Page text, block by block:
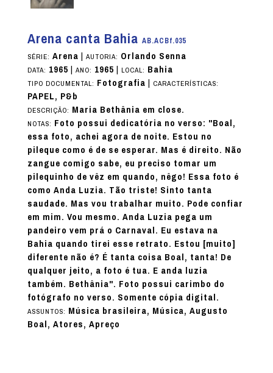
Arena canta Bahia AB.ACBf.035
SÉRIE: Arena| AUTORIA: Orlando Senna
DATA: 1965| ANO: 1965| LOCAL: Bahia
TIPO DOCUMENTAL: Fotografia| CARACTERÍSTICAS:
PAPEL, P&b
DESCRIÇÃO: Maria Bethânia em close.
NOTAS: Foto possui dedicatória no verso: "Boal,
essa foto, achei agora de noite. Estou no
pileque como é de se esperar. Mas é direito. Não
zangue comigo sabe, eu preciso tomar um
pilequinho de vêz em quando, nêgo! Essa foto é
como Anda Luzia. Tão triste! Sinto tanta
saudade. Mas vou trabalhar muito. Pode confiar
em mim. Vou mesmo. Anda Luzia pega um
pandeiro vem prá o Carnaval. Eu estava na
Bahia quando tirei esse retrato. Estou [muito]
diferente não é? É tanta coisa Boal, tanta! De
qualquer jeito, a foto é tua. E anda luzia
também. Bethânia". Foto possui carimbo do
fotógrafo no verso. Somente cópia digital.
ASSUNTOS: Música brasileira, Música, Augusto
Boal, Atores, Apreço